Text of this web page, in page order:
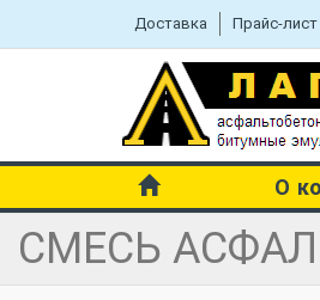
Доставка Прайс-лист
О
СМЕСЬ